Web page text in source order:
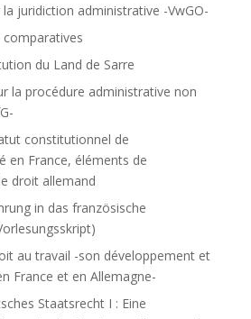
la juridiction administrative -VwGO-
comparatives
du Land de Sarre
la procédure administrative non
constitutionnel de
en France, éléments de
droit allemand
in das französische
au travail -son développement et
France et en Allemagne-
Staatsrecht I : Eine